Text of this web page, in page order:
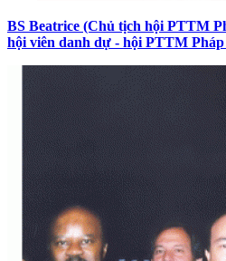
BS Beatrice (Chủ tịch hội PTTM
hội viên danh dự - hội PTTM Pháp